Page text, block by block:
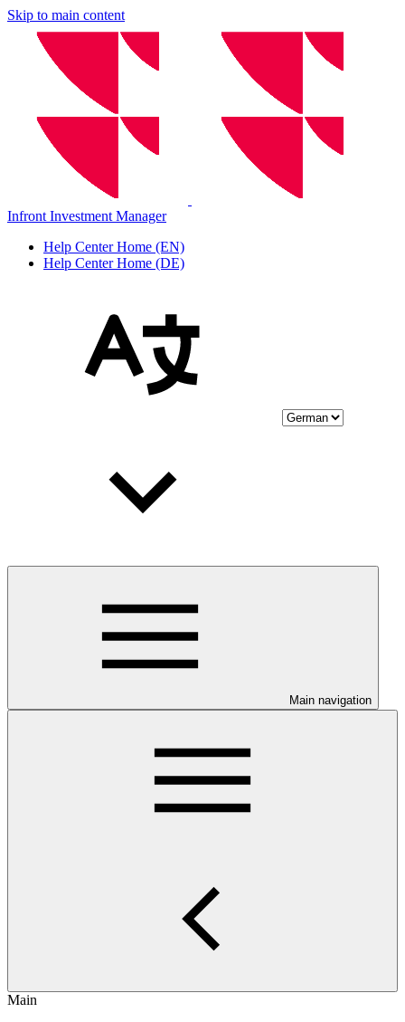
Skip to main content
Infront Investment Manager
Help Center Home (EN)
Help Center Home (DE)
Main navigation
Main